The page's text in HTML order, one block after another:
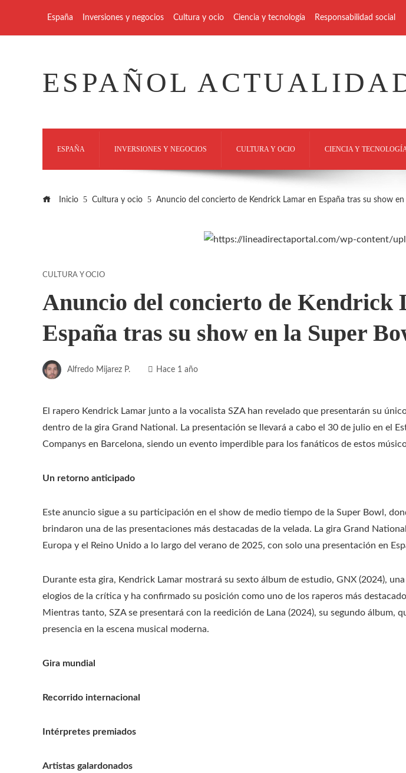
España Inversiones y negocios Cultura y ocio Ciencia y tecnología Responsabilidad social
ESPAÑOL
ESPAÑA INVERSIONES Y NEGOCIOS CULTURA Y OCIO CIENCIA Y
Inicio Cultura y ocio Anuncio del concierto de Kendrick Lamar en España tras su show en
CULTURA Y OCIO
Anuncio del concierto de Kendrick
España tras su show en la Super
Alfredo Mijarez P. Hace 1 año
El rapero Kendrick Lamar junto a la vocalista SZA han revelado que presentarán su
dentro de la gira Grand National. La presentación se llevará a cabo el 30 de julio en el
Companys en Barcelona, siendo un evento imperdible para los fanáticos de estos
Un retorno anticipado
Este anuncio sigue a su participación en el show de medio tiempo de la Super Bowl,
brindaron una de las presentaciones más destacadas de la velada. La gira Grand
Europa y el Reino Unido a lo largo del verano de 2025, con solo una presentación en
Durante esta gira, Kendrick Lamar mostrará su sexto álbum de estudio, GNX (2024),
elogios de la crítica y ha confirmado su posición como uno de los raperos más
Mientras tanto, SZA se presentará con la reedición de Lana (2024), su segundo álbum,
presencia en la escena musical moderna.
Gira mundial
Recorrido internacional
Intérpretes premiados
Artistas galardonados